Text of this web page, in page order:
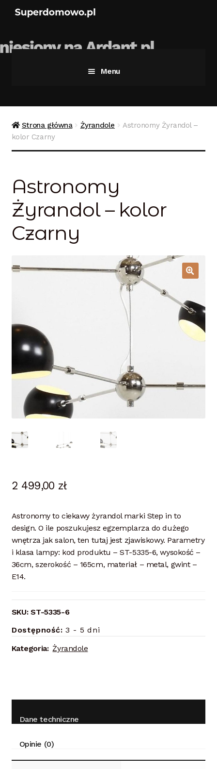
Menu
Bezpieczne zakupy
Lampy i oświetlenie
O firmie i sklepie
Polityka rabatowa
Regulamin
Zamówienie
Strona główna Żyrandole
Astronomy Żyrandol –
kolor Czarny
Astronomy
Żyrandol – kolor
Czarny
2 499,00 zł
Astronomy to ciekawy żyrandol marki Step in to
design. O ile poszukujesz egzemplarza do dużego
wnętrza jak salon, ten tutaj jest zjawiskowy. Parametry
i klasa lampy: kod produktu – ST-5335-6, wysokość –
36cm, szerokość – 165cm, materiał – metal, gwint –
E14.
SKU:ST-5335-6
Dostępność: 3 - 5 dni
Kategoria: Żyrandole
Dane techniczne
Opinie (0)